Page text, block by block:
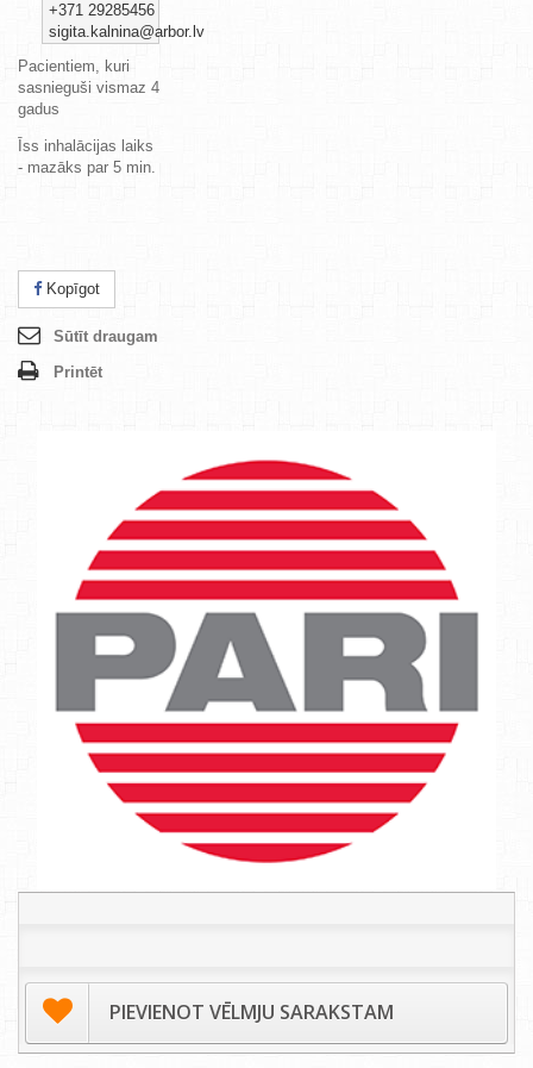
+371 29285456
sigita.kalnina@arbor.lv
Pacientiem, kuri
sasnieguši vismaz 4
gadus
Īss inhalācijas laiks
- mazāks par 5 min.
Kopīgot
Sūtīt draugam
Printēt
PIEVIENOT VĒLMJU SARAKSTAM